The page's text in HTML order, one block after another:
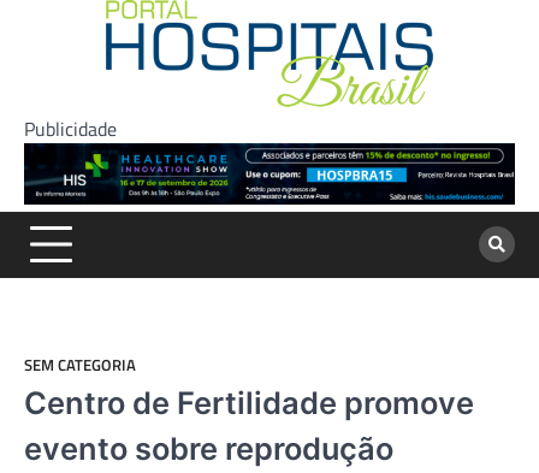
Publicidade
SEM CATEGORIA
Centro de Fertilidade promove
evento sobre reprodução